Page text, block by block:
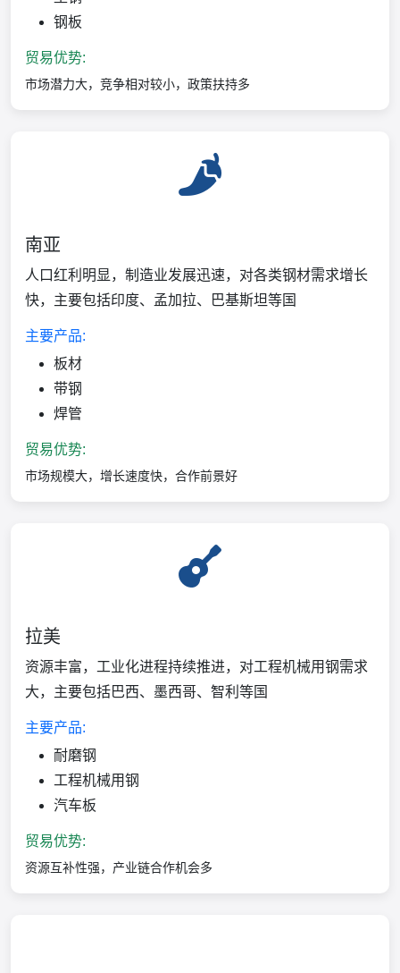
钢板
贸易优势:
市场潜力大，竞争相对较小，政策扶持多
南亚
人口红利明显，制造业发展迅速，对各类钢材需求增长
快，主要包括印度、孟加拉、巴基斯坦等国
主要产品:
板材
带钢
焊管
贸易优势:
市场规模大，增长速度快，合作前景好
拉美
资源丰富，工业化进程持续推进，对工程机械用钢需求
大，主要包括巴西、墨西哥、智利等国
主要产品:
耐磨钢
工程机械用钢
汽车板
贸易优势:
资源互补性强，产业链合作机会多